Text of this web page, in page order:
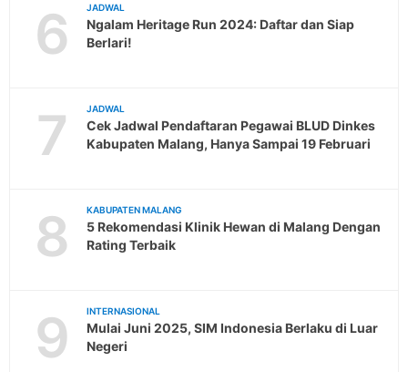
6 JADWAL
Ngalam Heritage Run 2024: Daftar dan Siap
Berlari!
7 JADWAL
Cek Jadwal Pendaftaran Pegawai BLUD Dinkes
Kabupaten Malang, Hanya Sampai 19 Februari
8 KABUPATEN MALANG
5 Rekomendasi Klinik Hewan di Malang Dengan
Rating Terbaik
9 INTERNASIONAL
Mulai Juni 2025, SIM Indonesia Berlaku di Luar
Negeri